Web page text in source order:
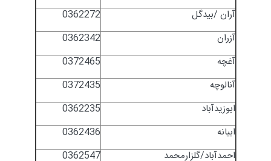
0362272
آران /بیدگل
0362342
آزران
0372465
آغچه
0372435
آنالوچه
0362235
ابوزیدآباد
0362436
ابیانه
0362547
احمدآباد/گلزارمحمد